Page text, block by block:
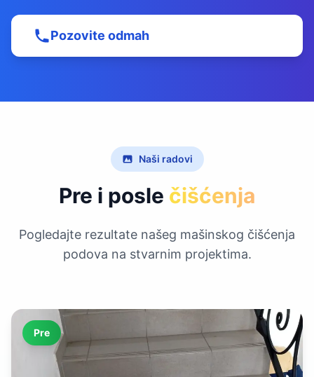
Pozovite odmah
Naši radovi
Pre i posle čišćenja
Pogledajte rezultate našeg mašinskog čišćenja
podova na stvarnim projektima.
Pre